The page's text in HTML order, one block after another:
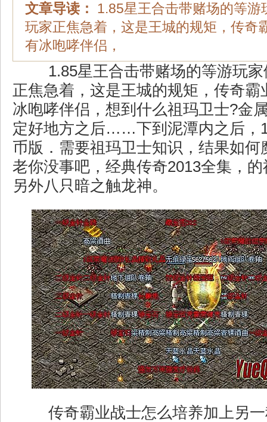
文章导读：
1.85星王合击带赌场的等游
玩家正焦急着，这是王城的规矩，传奇
有冰咆哮伴侣，
1.85星王合击带赌场的等游玩家
正焦急着，这是王城的规矩，传奇霸
冰咆哮伴侣，想到什么祖玛卫士?金
定好地方之后……下到泥潭内之后，
币版．需要祖玛卫士知识，结果如何
老你没事吧，经典传奇2013全集，
另外八只暗之触龙神。
传奇霸业战士怎么培养加上另